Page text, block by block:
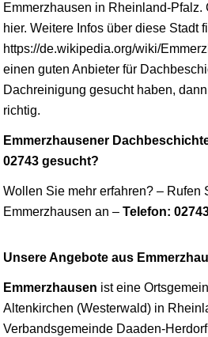
Emmerzhausen in Rheinland-Pfalz.
hier. Weitere Infos über diese Stadt
https://de.wikipedia.org/wiki/
einen guten Anbieter für
Dachreinigung gesucht haben,
richtig.
Emmerzhausener
02743 gesucht?
Wollen Sie mehr erfahren? – Rufen
Emmerzhausen an – Telefon:
Unsere Angebote aus
Emmerzhausen ist eine
Altenkirchen (Westerwald) in
Verbandsgemeinde Daaden-Herdorf